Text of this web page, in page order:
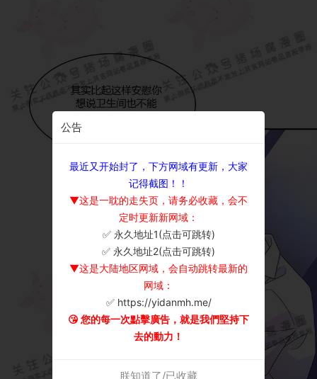
公告
最近又开始封了，下方网域有更新，大家
记得截图！！
▼这是一耽的走失页，请务必收藏，会不
定时更新新网域：
✅ 永久地址1(点击可跳转)
✅ 永久地址2(点击可跳转)
▼这是大陆地区网域，会自动跳转最新的
网域：
✅ https://yidanmh.me/
😘 您的每一次點擊廣告，就是我們堅持下
去的動力！
朕知道了/已收藏